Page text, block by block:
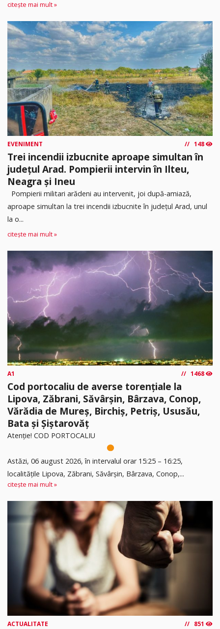
citește mai mult »
EVENIMENT 148
Trei incendii izbucnite aproape simultan în
județul Arad. Pompierii intervin în Ilteu,
Neagra și Ineu
Pompierii militari arădeni au intervenit, joi după-amiază,
aproape simultan la trei incendii izbucnite în județul Arad, unul
la o...
citește mai mult »
A1 1468
Cod portocaliu de averse torențiale la
Lipova, Zăbrani, Săvârșin, Bârzava, Conop,
Vărădia de Mureș, Birchiș, Petriș, Ususău,
Bata și Șiștarovăț
Atenție! COD PORTOCALIU
Astăzi, 06 august 2026, în intervalul orar 15:25 – 16:25,
localitățile Lipova, Zăbrani, Săvârșin, Bârzava, Conop,...
citește mai mult »
ACTUALITATE 851